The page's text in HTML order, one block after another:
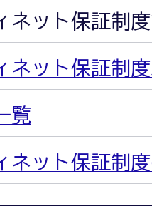
ネット保証制
ネット保証制
覧
ネット保証制